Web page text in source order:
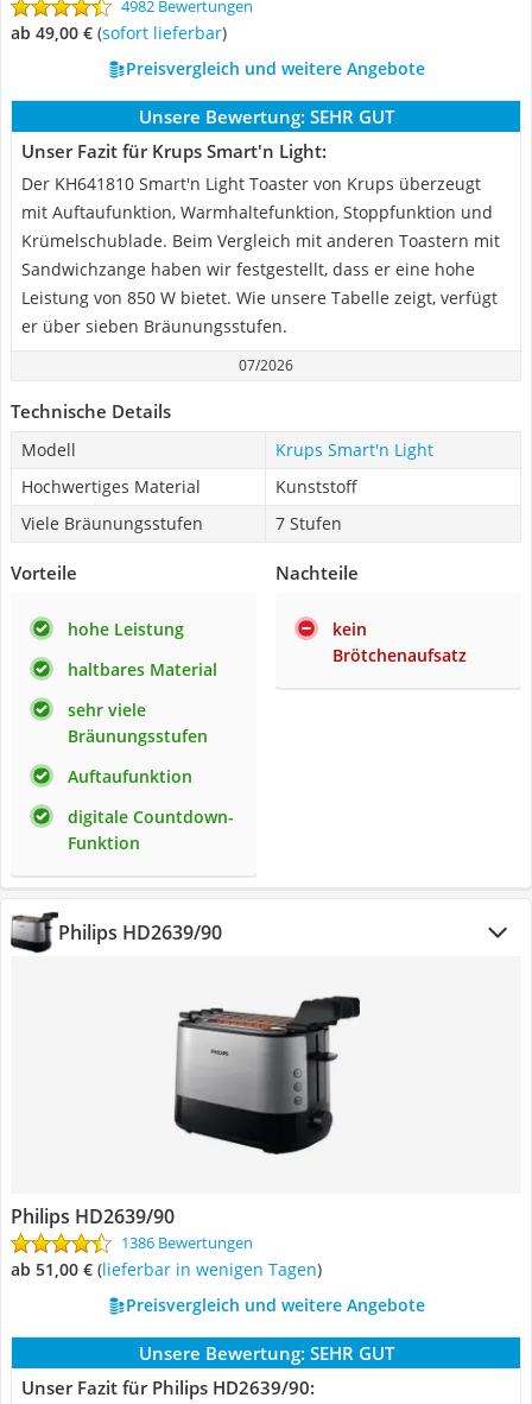
4982 Bewertungen
ab 49,00 € ( Sofort lieferbar)
Preisvergleich und weitere Angebote
Unsere Bewertung: SEHR GUT
Unser Fazit für Krups Smart'n Light:
Der KH641810 Smart'n Light Toaster von Krups überzeugt
mit Auftaufunktion, Warmhaltefunktion, Stoppfunktion und
Krümelschublade. Beim Vergleich mit anderen Toastern mit
Sandwichzange haben wir festgestellt, dass er eine hohe
Leistung von 850 W bietet. Wie unsere Tabelle zeigt, verfügt
er über sieben Bräunungsstufen.
07/2026
Technische Details
Modell
Krups Smart'n Light
Hochwertiges Material
Kunststoff
Viele Bräunungsstufen
7 Stufen
Vorteile
hohe Leistung
haltbares Material
sehr viele
Bräunungsstufen
Auftaufunktion
digitale Countdown-
Funktion
Nachteile
kein
Brötchenaufsatz
Philips HD2639/90
Philips HD2639/90
1386 Bewertungen
ab 51,00 € ( Lieferbar in wenigen Tagen)
Preisvergleich und weitere Angebote
Unsere Bewertung: SEHR GUT
Unser Fazit für Philips HD2639/90: